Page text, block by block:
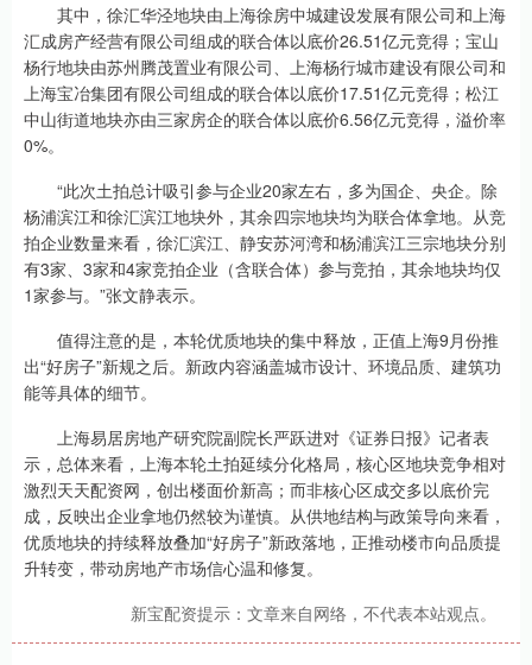
其中，徐汇华泾地块由上海徐房中城建设发展有限公司和上海
汇成房产经营有限公司组成的联合体以底价26.51亿元竞得；宝山
杨行地块由苏州腾茂置业有限公司、上海杨行城市建设有限公司和
上海宝冶集团有限公司组成的联合体以底价17.51亿元竞得；松江
中山街道地块亦由三家房企的联合体以底价6.56亿元竞得，溢价率
0%。
“此次土拍总计吸引参与企业20家左右，多为国企、央企。除
杨浦滨江和徐汇滨江地块外，其余四宗地块均为联合体拿地。从竞
拍企业数量来看，徐汇滨江、静安苏河湾和杨浦滨江三宗地块分别
有3家、3家和4家竞拍企业（含联合体）参与竞拍，其余地块均仅
1家参与。”张文静表示。
值得注意的是，本轮优质地块的集中释放，正值上海9月份推
出“好房子”新规之后。新政内容涵盖城市设计、环境品质、建筑功
能等具体的细节。
上海易居房地产研究院副院长严跃进对《证券日报》记者表
示，总体来看，上海本轮土拍延续分化格局，核心区地块竞争相对
激烈天天配资网，创出楼面价新高；而非核心区成交多以底价完
成，反映出企业拿地仍然较为谨慎。从供地结构与政策导向来看，
优质地块的持续释放叠加“好房子”新政落地，正推动楼市向品质提
升转变，带动房地产市场信心温和修复。
新宝配资提示：文章来自网络，不代表本站观点。